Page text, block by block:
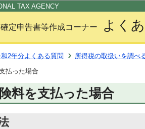
TAX AGENCY
確定申告書等作成コーナー よく
2年分よくある質問
所得税の取扱いを調べ
払った場合
料を支払った場合